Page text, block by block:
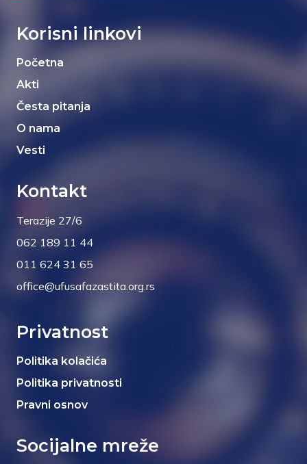
Korisni linkovi
Početna
Akti
Česta pitanja
O nama
Vesti
Kontakt
Terazije 27/6
062 189 11 44
011 624 31 65
office@ufusafazastita.org.rs
Privatnost
Politika kolačića
Politika privatnosti
Pravni osnov
Socijalne mreže